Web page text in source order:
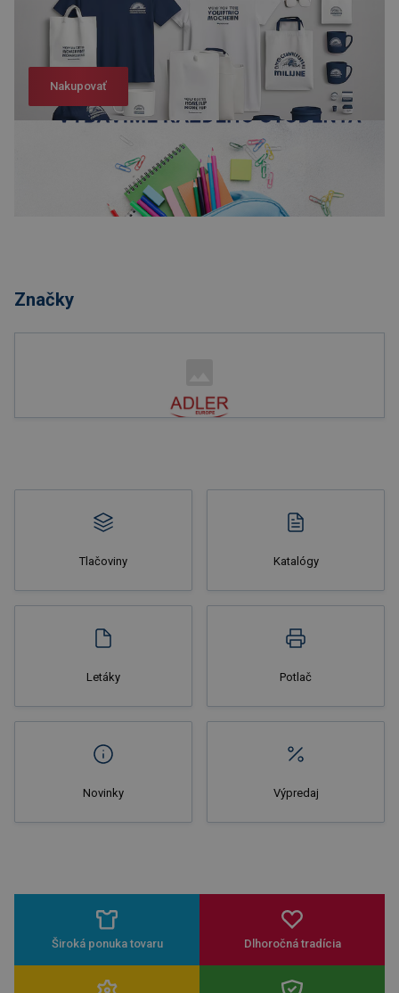
Nakupovať
Značky
Tlačoviny Katalógy
Letáky Potlač
Novinky Výpredaj
Široká ponuka tovaru Dlhoročná tradícia